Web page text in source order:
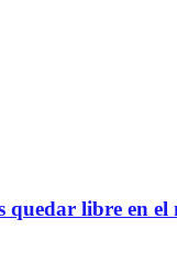
libre en el